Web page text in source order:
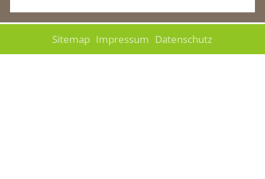
Sitemap Impressum Datenschutz